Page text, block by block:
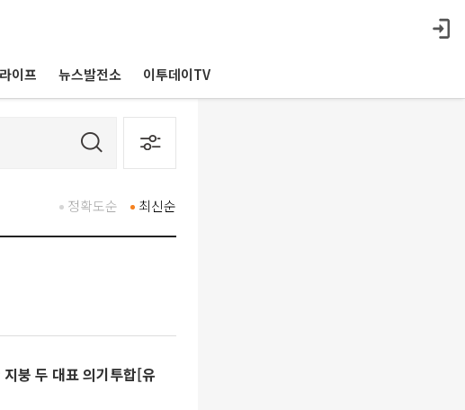
이프 뉴스발전소 이투데이TV
최신순
정확도순
붕 두 대표 의기투합[유